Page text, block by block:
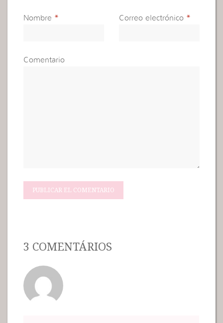
Nombre * Correo electrónico *
Comentario
3 COMENTÁRIOS